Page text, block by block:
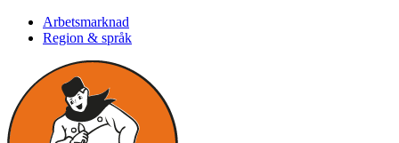
Arbetsmarknad
Region & språk